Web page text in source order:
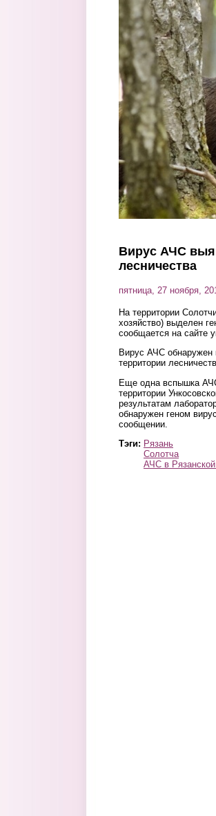
Перейти к основному содержанию
Вирус АЧС
лесничества
пятница, 27 ноября,
На территории
хозяйство) выделен
сообщается на сайте
Вирус АЧС обнаружен
территории
Еще одна вспышка
территории
результатам
обнаружен геном
сообщении.
Тэги: Рязань
Солотча
АЧС в Рязанской